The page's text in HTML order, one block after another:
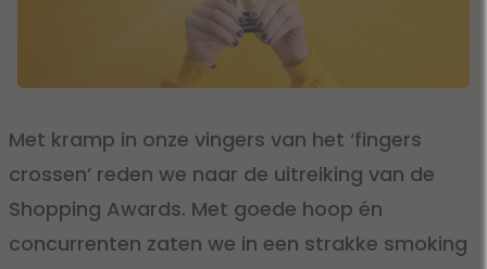
Met kramp in onze vingers van het ‘fingers
crossen’ reden we naar de uitreiking van de
Shopping Awards. Met goede hoop én
concurrenten zaten we in een strakke smoking